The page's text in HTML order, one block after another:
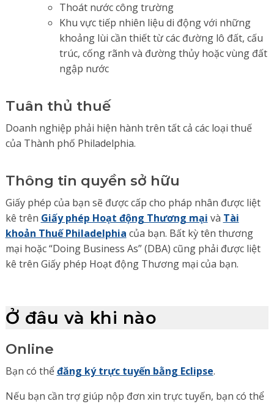
Thoát nước công trường
Khu vực tiếp nhiên liệu di động với những
khoảng lùi cần thiết từ các đường lô đất, cấu
trúc, cống rãnh và đường thủy hoặc vùng đất
ngập nước
Tuân thủ thuế
Doanh nghiệp phải hiện hành trên tất cả các loại thuế
của Thành phố Philadelphia.
Thông tin quyền sở hữu
Giấy phép của bạn sẽ được cấp cho pháp nhân được liệt
kê trên Giấy phép Hoạt động Thương mại và Tài
khoản Thuế Philadelphia của bạn. Bất kỳ tên thương
mại hoặc “Doing Business As” (DBA) cũng phải được liệt
kê trên Giấy phép Hoạt động Thương mại của bạn.
Ở đâu và khi nào
Online
Bạn có thểđăng ký trực tuyến bằng Eclipse.
Nếu bạn cần trợ giúp nộp đơn xin trực tuyến, bạn có thể